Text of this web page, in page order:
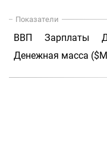
Показатели
ВВП Зарплаты
Денежная масса